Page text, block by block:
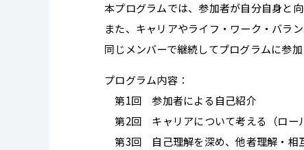
本プログラムでは、参加者が自分自身と
また、キャリアやライフ・ワーク・バラ
同じメンバーで継続してプログラムに参
プログラム内容：
第1回 参加者による自己紹介
第2回 キャリアについて考える（ロー
第3回 自己理解を深め、他者理解・相